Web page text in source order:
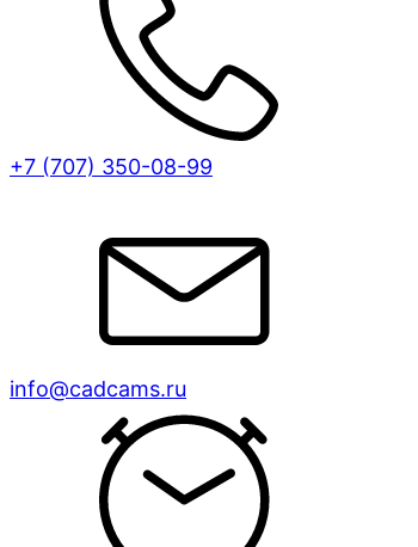
+7 (707) 350-08-99
info@cadcams.ru